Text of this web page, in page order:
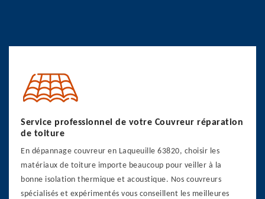
Service professionnel de votre Couvreur réparation
de toiture
En dépannage couvreur en Laqueuille 63820, choisir les
matériaux de toiture importe beaucoup pour veiller à la
bonne isolation thermique et acoustique. Nos couvreurs
spécialisés et expérimentés vous conseillent les meilleures